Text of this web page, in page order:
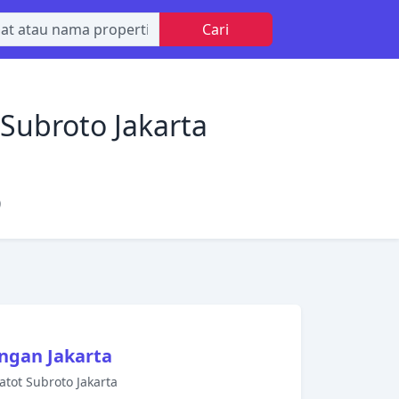
Cari
Jakarta
Jakarta
Subroto Jakarta